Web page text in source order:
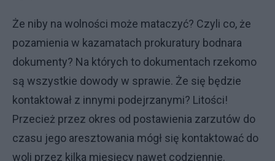
Że niby na wolności może mataczyć? Czyli co, że
pozamienia w kazamatach prokuratury bodnara
dokumenty? Na których to dokumentach rzekomo
są wszystkie dowody w sprawie. Że się będzie
kontaktował z innymi podejrzanymi? Litości!
Przecież przez okres od postawienia zarzutów do
czasu jego aresztowania mógł się kontaktować do
woli przez kilka miesięcy nawet codziennie.